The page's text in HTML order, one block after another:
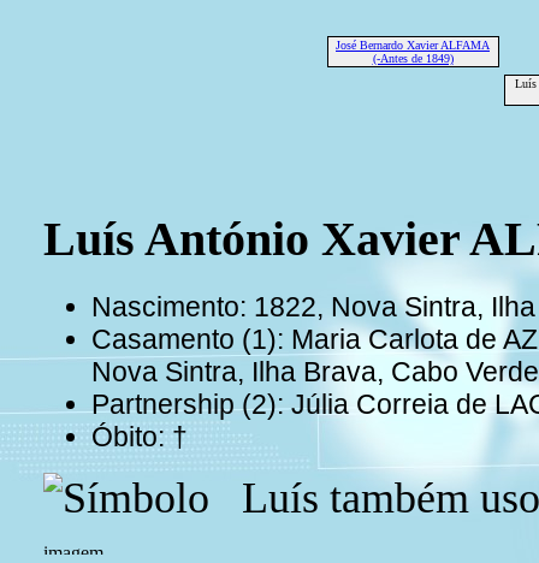
José Bernardo Xavier ALFAMA
(-Antes de 1849)
Luís
Luís António Xavier
Nascimento: 1822, Nova Sintra,
Casamento (1): Maria Carlota de
Nova Sintra, Ilha Brava, Cabo Verde
Partnership (2): Júlia Correia de
Óbito: †
Luís também